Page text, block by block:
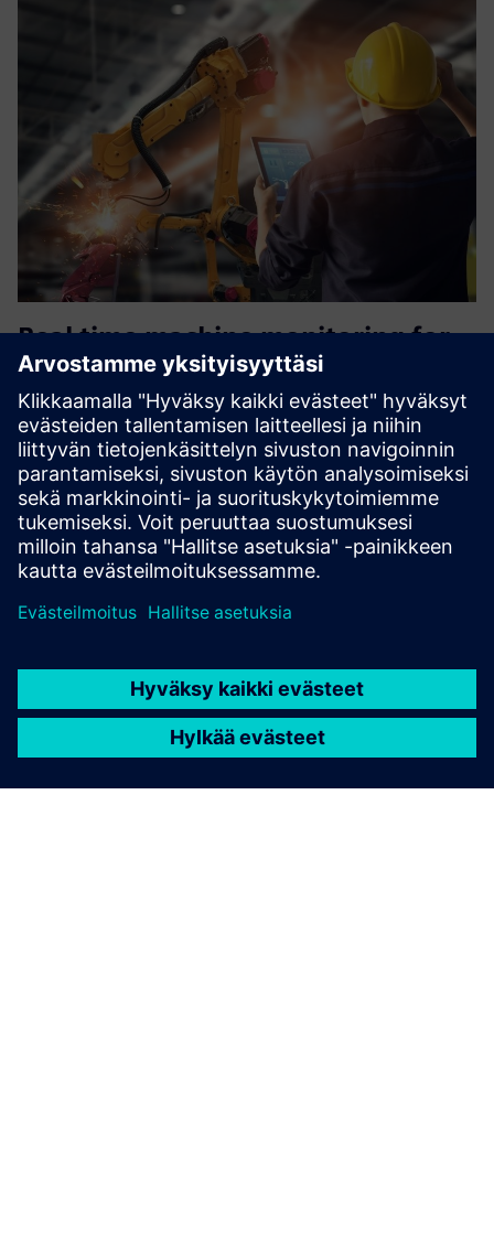
Real time machine monitoring for
SME
Without real-time data, SMEs risk flying blind. Big players
use costly systems — now you can too. Our machine
monitoring gives you instant insights, reduces downtime,
and boosts efficiency at a fraction of the cost.
Lue lisää